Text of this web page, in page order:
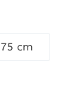
ist zurzeit
75 cm